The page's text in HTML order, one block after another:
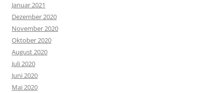
Januar 2021
Dezember 2020
November 2020
Oktober 2020
August 2020
Juli 2020
Juni 2020
Mai 2020